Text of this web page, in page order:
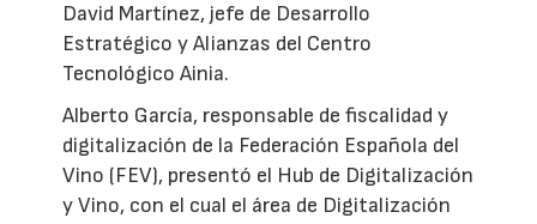
David Martínez, jefe de Desarrollo
Estratégico y Alianzas del Centro
Tecnológico Ainia.
Alberto García, responsable de fiscalidad y
digitalización de la Federación Española del
Vino (FEV), presentó el Hub de Digitalización
y Vino, con el cual el área de Digitalización